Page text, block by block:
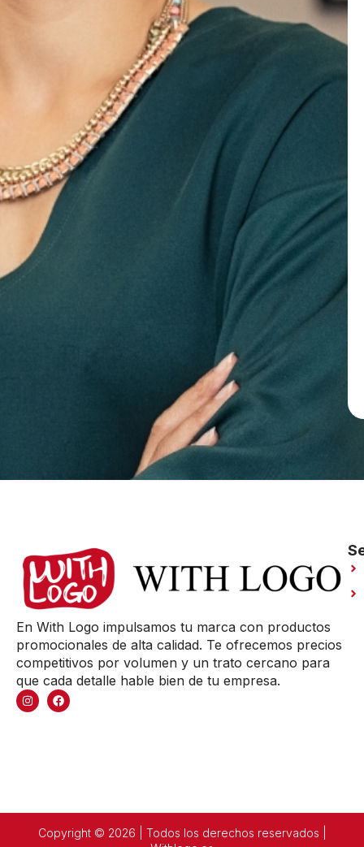
En With Logo impulsamos tu marca con productos
promocionales de alta calidad. Te ofrecemos precios
competitivos por volumen y un trato cercano para
que cada detalle hable bien de tu empresa.
Copyright © 2026 | Todos los derechos reservados |